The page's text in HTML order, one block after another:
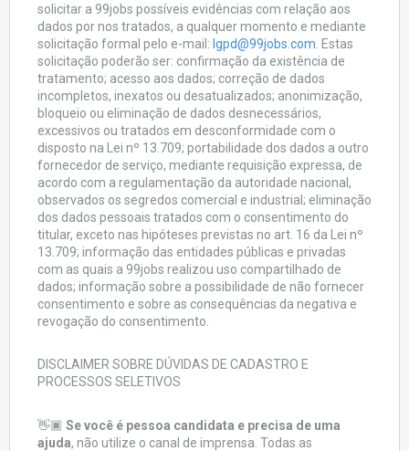
solicitar a 99jobs possíveis evidências com relação aos
dados por nos tratados, a qualquer momento e mediante
solicitação formal pelo e-mail: lgpd@99jobs.com . Estas
solicitação poderão ser: confirmação da existência de
tratamento; acesso aos dados; correção de dados
incompletos, inexatos ou desatualizados; anonimização,
bloqueio ou eliminação de dados desnecessários,
excessivos ou tratados em desconformidade com o
disposto na Lei nº 13.709; portabilidade dos dados a outro
fornecedor de serviço, mediante requisição expressa, de
acordo com a regulamentação da autoridade nacional,
observados os segredos comercial e industrial; eliminação
dos dados pessoais tratados com o consentimento do
titular, exceto nas hipóteses previstas no art. 16 da Lei nº
13.709; informação das entidades públicas e privadas
com as quais a 99jobs realizou uso compartilhado de
dados; informação sobre a possibilidade de não fornecer
consentimento e sobre as consequências da negativa e
revogação do consentimento.
DISCLAIMER SOBRE DÚVIDAS DE CADASTRO E
PROCESSOS SELETIVOS
👋🏿 Se você é pessoa candidata e precisa de uma
ajuda, não utilize o canal de imprensa. Todas as